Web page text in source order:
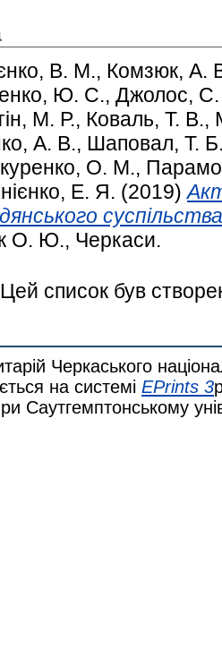
В. М., Комзюк, А.
Ю. С., Джолос,
М. Р., Коваль, Т. В.,
А. В., Шаповал, Т.
О. М.,
Е. Я. (2019)
О. Ю., Черкаси.
Цей список був
Черкаського
на системі EPrints 3
Саутгемптонському